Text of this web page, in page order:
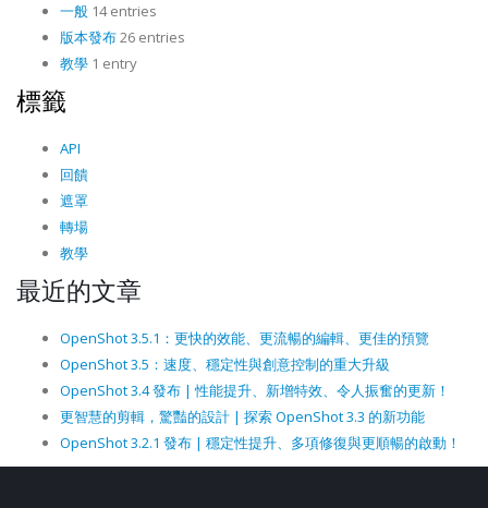
一般 14 entries
版本發布26 entries
教學 1 entry
標籤
API
回饋
遮罩
轉場
教學
最近的文章
OpenShot 3.5.1：更快的效能、更流暢的編輯、更佳的預覽
OpenShot 3.5：速度、穩定性與創意控制的重大升級
OpenShot 3.4 發布 | 性能提升、新增特效、令人振奮的更新！
更智慧的剪輯，驚豔的設計 | 探索 OpenShot 3.3 的新功能
OpenShot 3.2.1 發布 | 穩定性提升、多項修復與更順暢的啟動！